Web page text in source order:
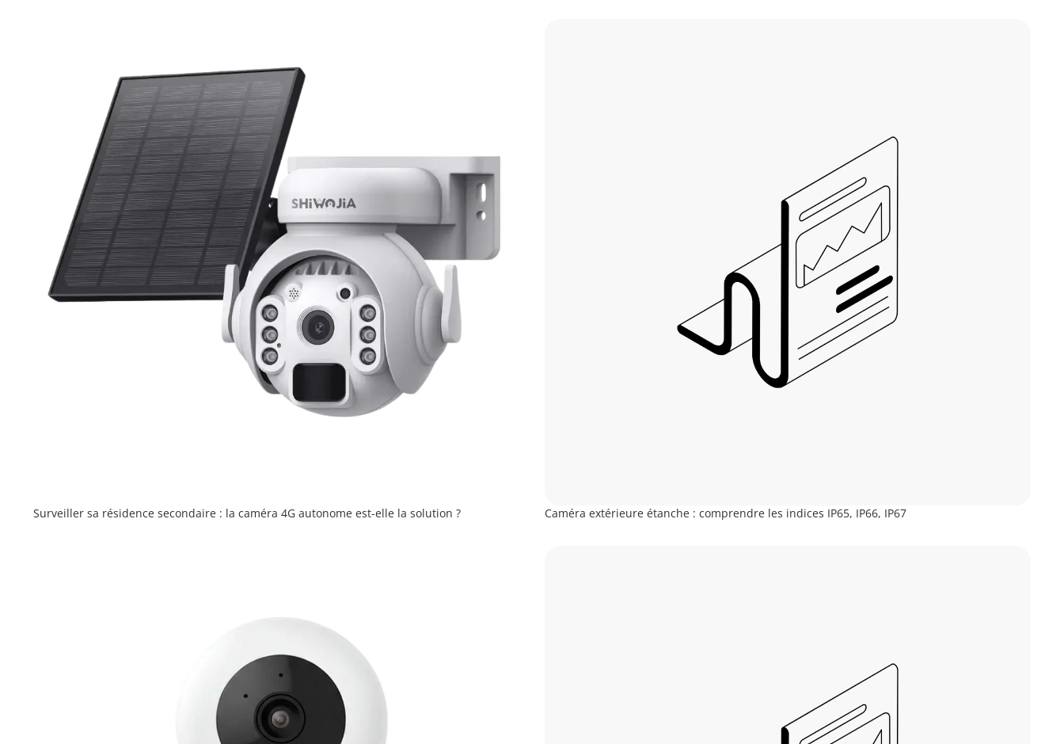
Surveiller sa résidence secondaire : la caméra 4G autonome est-elle la solution ? Caméra extérieure étanche : comprendre les indices IP65, IP66, IP67